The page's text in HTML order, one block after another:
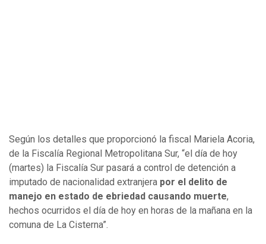
Según los detalles que proporcionó la fiscal Mariela Acoria,
de la Fiscalía Regional Metropolitana Sur, “el día de hoy
(martes) la Fiscalía Sur pasará a control de detención a
imputado de nacionalidad extranjera por el delito de
manejo en estado de ebriedad causando muerte,
hechos ocurridos el día de hoy en horas de la mañana en la
comuna de La Cisterna”.